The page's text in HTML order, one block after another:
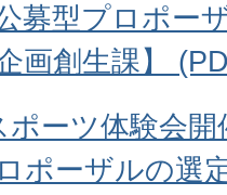
募型プロポー
画創生課】
ポーツ体験会
ポーザルの選